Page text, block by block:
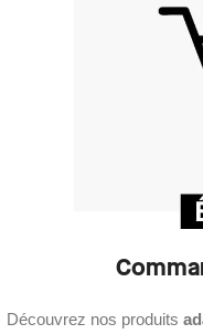
Découvrez nos produits